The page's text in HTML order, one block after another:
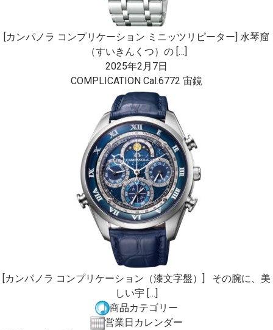
[カンパノラ コンプリケーション ミニッツリピーター] 水琴窟
（すいきんくつ）の […]
2025年2月7日
COMPLICATION Cal.6772 宙鏡
[カンパノラ コンプリケーション（漆文字盤）] その腕に、美
しい宇 […]
商品カテゴリー
営業日カレンダー